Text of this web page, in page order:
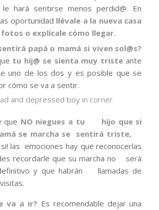
le hará sentirse menos perdid@. En
oportunidad llévale a la nueva casa
fotos o explícale cómo llegar.
papá o mamá si viven sol@s?
tu hij@ se sienta muy tristeante
uno de los dos y es posible que se
cómo se va a sentir.
que NO niegues a tu hijo que si
se marcha se sentirá triste,
si! las emociones hay que reconocerlas
recordarle que su marcha no será
y que habrán llamadas de
va a ir? Es recomendable dejar una